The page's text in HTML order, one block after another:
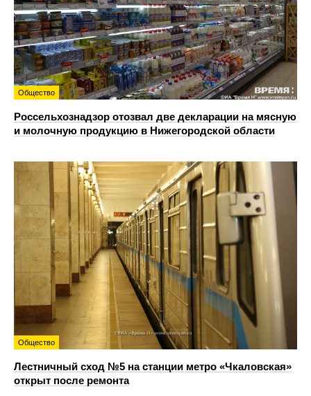
Общество
Россельхознадзор отозвал две декларации на мясную
и молочную продукцию в Нижегородской области
Общество
Лестничный сход №5 на станции метро «Чкаловская»
открыт после ремонта